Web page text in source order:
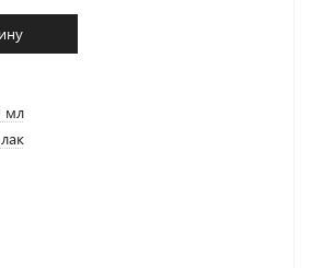
мл